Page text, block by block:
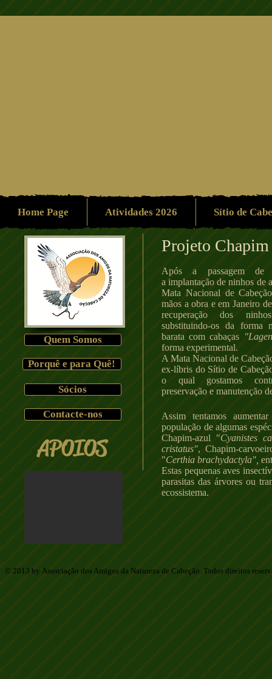
Home Page Atividades 2026 Sítio de
Projeto Chapim
Após a passagem
a implantação de ninhos de
Mata Nacional de
mãos a obra e em Janeiro
recuperação dos
substituindo-os da forma
barata com cabaças
forma experimental.
A Mata Nacional de
ex-líbris do Sítio de
o qual gostamos
preservação e manutenção
Assim tentamos
população de algumas
Chapim-azul "Cyanistes
cristatus", Chapim-
"Certhia brachydactyla",
Estas pequenas aves
parasitas das árvores ou
ecossistema.
Quem Somos
Porquê e para Quê!
Sócios
Contacte-nos
APOIOS
© 2013 by Associação dos Amigos da Natureza de Cabeção. Todos direitos